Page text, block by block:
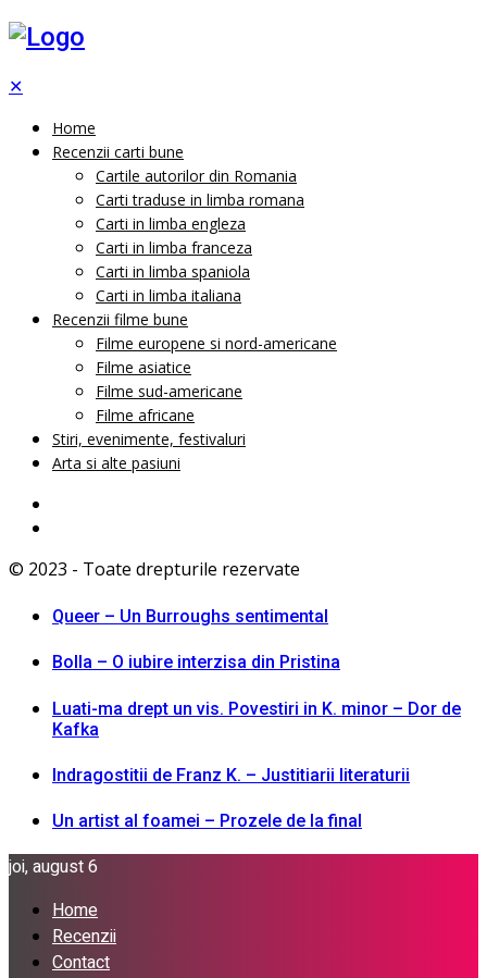
✕
Home
Recenzii carti bune
Cartile autorilor din Romania
Carti traduse in limba romana
Carti in limba engleza
Carti in limba franceza
Carti in limba spaniola
Carti in limba italiana
Recenzii filme bune
Filme europene si nord-americane
Filme asiatice
Filme sud-americane
Filme africane
Stiri, evenimente, festivaluri
Arta si alte pasiuni
© 2023 - Toate drepturile rezervate
Queer – Un Burroughs sentimental
Bolla – O iubire interzisa din Pristina
Luati-ma drept un vis. Povestiri in K. minor – Dor de
Kafka
Indragostitii de Franz K. – Justitiarii literaturii
Un artist al foamei – Prozele de la final
joi, august 6
Home
Recenzii
Contact